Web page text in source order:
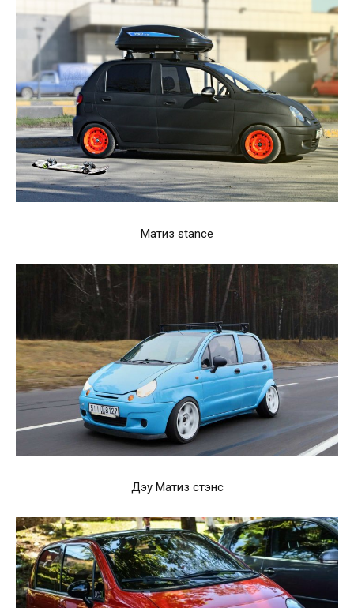
Матиз stance
Дэу Матиз стэнс